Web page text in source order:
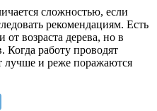
сложностью, если
рекомендациям. Есть
от возраста дерева, но в
Когда работу проводят
лучше и реже поражаются